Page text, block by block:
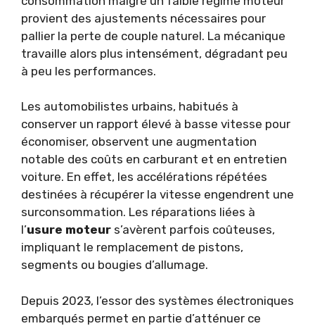
provient des ajustements nécessaires pour
pallier la perte de couple naturel. La mécanique
travaille alors plus intensément, dégradant peu
à peu les performances.
Les automobilistes urbains, habitués à
conserver un rapport élevé à basse vitesse pour
économiser, observent une augmentation
notable des coûts en carburant et en entretien
voiture. En effet, les accélérations répétées
destinées à récupérer la vitesse engendrent une
surconsommation. Les réparations liées à
l’usure moteur s’avèrent parfois coûteuses,
impliquant le remplacement de pistons,
segments ou bougies d’allumage.
Depuis 2023, l’essor des systèmes électroniques
embarqués permet en partie d’atténuer ce